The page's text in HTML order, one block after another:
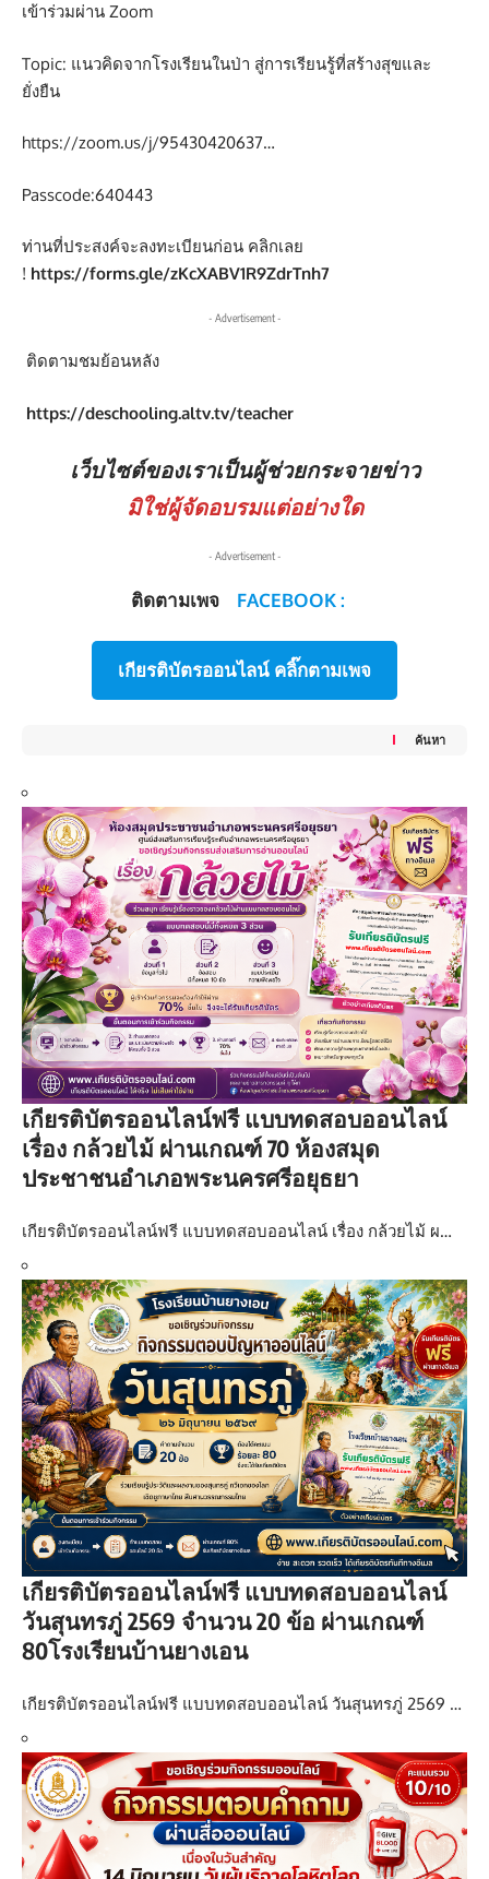
เข้าร่วมผ่าน Zoom
Topic: แนวคิดจากโรงเรียนในป่า สู่การเรียนรู้ที่สร้างสุขและ
ยั่งยืน
https://zoom.us/j/95430420637…
Passcode:640443
ท่านที่ประสงค์จะลงทะเบียนก่อน คลิกเลย
! https://forms.gle/zKcXABV1R9ZdrTnh7
- Advertisement -
ติดตามชมย้อนหลัง
https://deschooling.altv.tv/teacher
เว็บไซต์ของเราเป็นผู้ช่วยกระจายข่าว
มิใช่ผู้จัดอบรมแต่อย่างใด
- Advertisement -
ติดตามเพจ FACEBOOK :
เกียรติบัตรออนไลน์ คลิ๊กตามเพจ
ค้นหา
เกียรติบัตรออนไลน์ฟรี แบบทดสอบออนไลน์
เรื่อง กล้วยไม้ ผ่านเกณฑ์ 70 ห้องสมุด
ประชาชนอำเภอพระนครศรีอยุธยา
เกียรติบัตรออนไลน์ฟรี แบบทดสอบออนไลน์ เรื่อง กล้วยไม้ ผ…
เกียรติบัตรออนไลน์ฟรี แบบทดสอบออนไลน์
วันสุนทรภู่ 2569 จำนวน 20 ข้อ ผ่านเกณฑ์
80โรงเรียนบ้านยางเอน
เกียรติบัตรออนไลน์ฟรี แบบทดสอบออนไลน์ วันสุนทรภู่ 2569 …